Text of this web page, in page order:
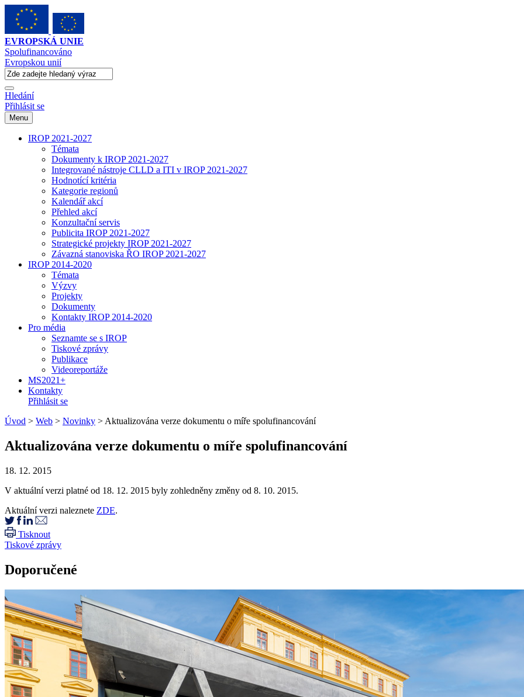
EVROPSKÁ UNIE
Spolufinancováno
Evropskou unií
Hledání
Přihlásit se
Menu
IROP 2021-2027
Témata
Dokumenty k IROP 2021-2027
Integrované nástroje CLLD a ITI v IROP 2021-2027
Hodnotící kritéria
Kategorie regionů
Kalendář akcí
Přehled akcí
Konzultační servis
Publicita IROP 2021-2027
Strategické projekty IROP 2021-2027
Závazná stanoviska ŘO IROP 2021-2027
IROP 2014-2020
Témata
Výzvy
Projekty
Dokumenty
Kontakty IROP 2014-2020
Pro média
Seznamte se s IROP
Tiskové zprávy
Publikace
Videoreportáže
MS2021+
Kontakty
Přihlásit se
Úvod > Web > Novinky > Aktualizována verze dokumentu o míře spolufinancování
Aktualizována verze dokumentu o míře spolufinancování
18. 12. 2015
V aktuální verzi platné od 18. 12. 2015 byly zohledněny změny od 8. 10. 2015.
Aktuální verzi naleznete ZDE.
Tisknout
Tiskové zprávy
Doporučené